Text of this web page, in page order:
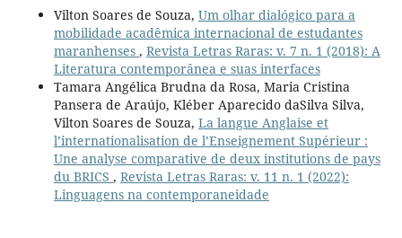
Vilton Soares de Souza, Um olhar dialógico para a
mobilidade acadêmica internacional de estudantes
maranhenses , Revista Letras Raras: v. 7 n. 1 (2018): A
Literatura contemporânea e suas interfaces
Tamara Angélica Brudna da Rosa, Maria Cristina
Pansera de Araújo, Kléber Aparecido daSilva Silva,
Vilton Soares de Souza, La langue Anglaise et
l’internationalisation de l’Enseignement Supérieur :
Une analyse comparative de deux institutions de pays
du BRICS , Revista Letras Raras: v. 11 n. 1 (2022):
Linguagens na contemporaneidade